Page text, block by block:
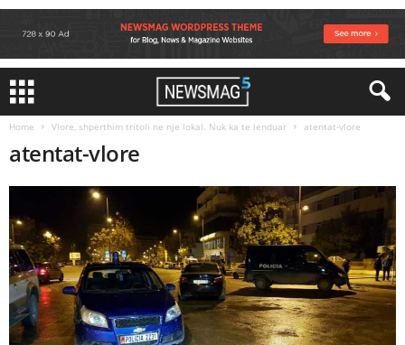
Home Vlore, shperthim tritoli ne nje lokal. Nuk ka te lenduar atentat-vlore
atentat-vlore